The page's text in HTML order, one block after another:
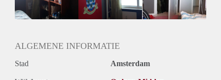
ALGEMENE INFORMATIE
Stad Amsterdam